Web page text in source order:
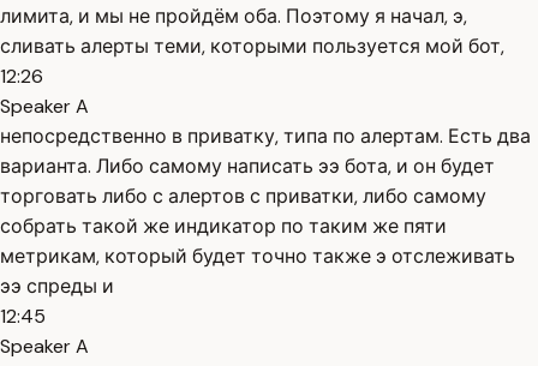
лимита, и мы не пройдём оба. Поэтому я начал, э,
сливать алерты теми, которыми пользуется мой бот,
12:26
Speaker A
непосредственно в приватку, типа по алертам. Есть два
варианта. Либо самому написать ээ бота, и он будет
торговать либо с алертов с приватки, либо самому
собрать такой же индикатор по таким же пяти
метрикам, который будет точно также э отслеживать
ээ спреды и
12:45
Speaker A